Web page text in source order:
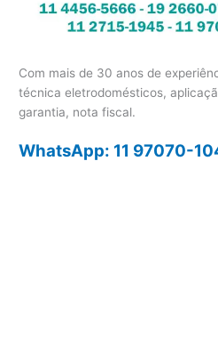
Com mais de 30 anos de
técnica eletrodomésticos,
garantia, nota fiscal.
WhatsApp: 11 97070-